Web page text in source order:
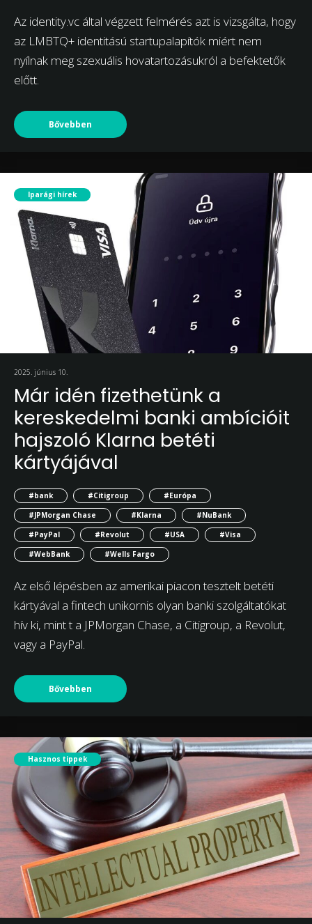
Az identity.vc által végzett felmérés azt is vizsgálta, hogy
az LMBTQ+ identitású startupalapítók miért nem
nyílnak meg szexuális hovatartozásukról a befektetők
előtt.
Bővebben
Iparági hírek
2025. június 10.
Már idén fizethetünk a
kereskedelmi banki ambícióit
hajszoló Klarna betéti
kártyájával
#bank #Citigroup
#Európa
#JPMorgan Chase
#Klarna
#NuBank
#PayPal
#Revolut #USA
#Visa
#WebBank
#Wells Fargo
Az első lépésben az amerikai piacon tesztelt betéti
kártyával a fintech unikornis olyan banki szolgáltatókat
hív ki, mint t a JPMorgan Chase, a Citigroup, a Revolut,
vagy a PayPal.
Bővebben
Hasznos tippek